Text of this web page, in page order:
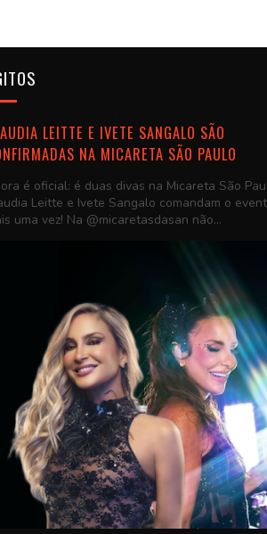
LEITTE E IVETE SANGALO SÃO
NA MICARETA SÃO PAULO
é oficial: é duas divas na Micareta São
Leitte e Ivete Sangalo comandam o
uma vez! Na @micaretasdasan não...